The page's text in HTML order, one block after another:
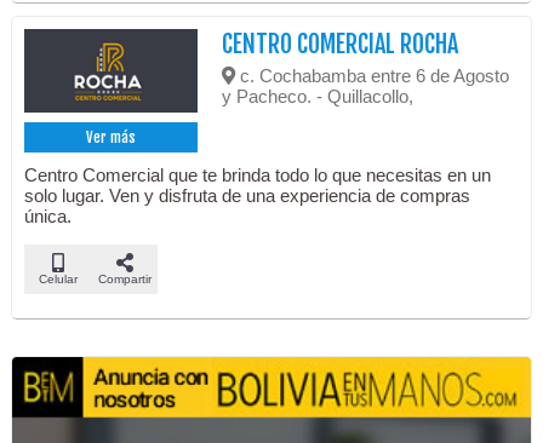
Ver más
CENTRO COMERCIAL ROCHA
c. Cochabamba entre 6 de Agosto
y Pacheco. - Quillacollo,
Centro Comercial que te brinda todo lo que necesitas en un
solo lugar. Ven y disfruta de una experiencia de compras
única.
Celular Compartir